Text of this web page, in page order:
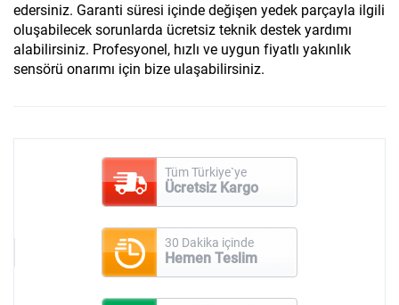
edersiniz. Garanti süresi içinde değişen yedek parçayla ilgili
oluşabilecek sorunlarda ücretsiz teknik destek yardımı
alabilirsiniz. Profesyonel, hızlı ve uygun fiyatlı yakınlık
sensörü onarımı için bize ulaşabilirsiniz.
Tüm Türkiye`ye
Ücretsiz Kargo
30 Dakika içinde
Hemen Teslim